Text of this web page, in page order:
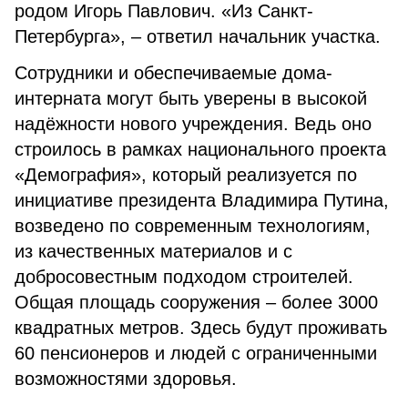
родом Игорь Павлович. «Из Санкт-
Петербурга», – ответил начальник участка.
Сотрудники и обеспечиваемые дома-
интерната могут быть уверены в высокой
надёжности нового учреждения. Ведь оно
строилось в рамках национального проекта
«Демография», который реализуется по
инициативе президента Владимира Путина,
возведено по современным технологиям,
из качественных материалов и с
добросовестным подходом строителей.
Общая площадь сооружения – более 3000
квадратных метров. Здесь будут проживать
60 пенсионеров и людей с ограниченными
возможностями здоровья.